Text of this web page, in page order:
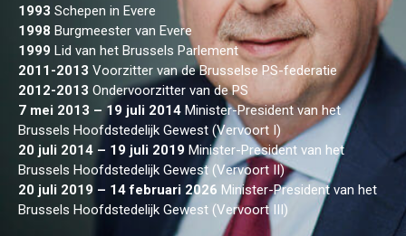
1993 Schepen in Evere
1998 Burgmeester van Evere
1999 Lid van het Brussels Parlement
2011-2013 Voorzitter van de Brusselse PS-federatie
2012-2013 Ondervoorzitter van de PS
7 mei 2013 – 19 juli 2014 Minister-President van het
Brussels Hoofdstedelijk Gewest (Vervoort I)
20 juli 2014 – 19 juli 2019 Minister-President van het
Brussels Hoofdstedelijk Gewest (Vervoort II)
20 juli 2019 – 14 februari 2026 Minister-President van het
Brussels Hoofdstedelijk Gewest (Vervoort III)